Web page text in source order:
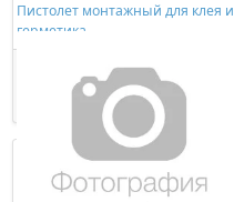
Пистолет монтажный для клея и
герметика
278,00 ₽/шт
Купить